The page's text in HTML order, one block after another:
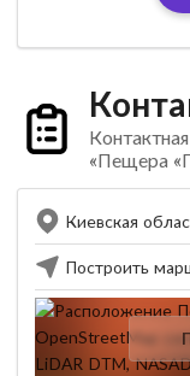
«Пещера
Киевская
Построить